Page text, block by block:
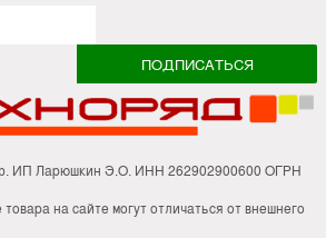
ИП Ларюшкин Э.О. ИНН 262902900600 ОГРН
на сайте могут отличаться от внешнего